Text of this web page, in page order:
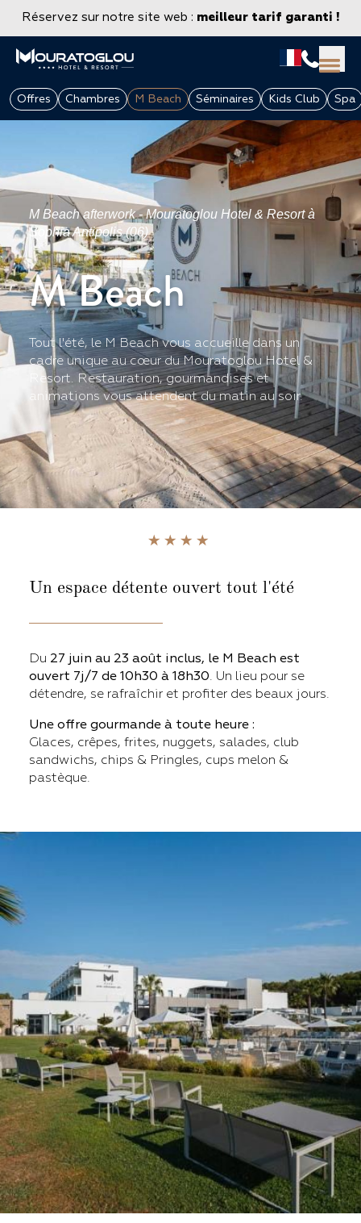
Réservez sur notre site web : meilleur tarif garanti !
GROUPES & ENTREPRISES
Offres Chambres M Beach Séminaires Kids Club Spa
M Beach afterwork - Mouratoglou Hotel & Resort à
Sophia Antipolis (06)
M Beach
Tout l'été, le M Beach vous accueille dans un
cadre unique au cœur du Mouratoglou Hotel &
Resort. Restauration, gourmandises et
animations vous attendent du matin au soir.
Un espace détente ouvert tout l'été
Du 27 juin au 23 août inclus, le M Beach est
ouvert 7j/7 de 10h30 à 18h30. Un lieu pour se
détendre, se rafraîchir et profiter des beaux jours.
Une offre gourmande à toute heure :
Glaces, crêpes, frites, nuggets, salades, club
sandwichs, chips & Pringles, cups melon &
pastèque.